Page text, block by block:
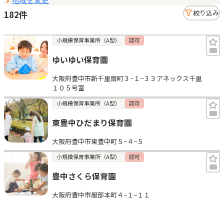
お気に入り
見学日記
メッセージ
おすすめの園
エンクルの特徴と活用方法
コラム
お知らせ
182件 絞り込み
小規模保育事業所（A型） 認可
ゆいゆい保育園
大阪府豊中市新千里南町３−１−３３アネックス千里
１０５号室
小規模保育事業所（A型） 認可
東豊中ひだまり保育園
大阪府豊中市東豊中町５−４−５
小規模保育事業所（A型） 認可
豊中さくら保育園
大阪府豊中市服部本町４−１−１１